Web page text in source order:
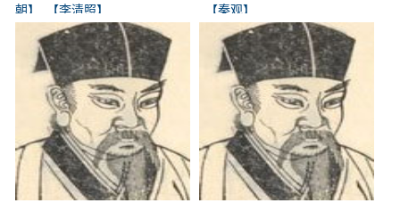
朝】_【李清照】
_【秦观】